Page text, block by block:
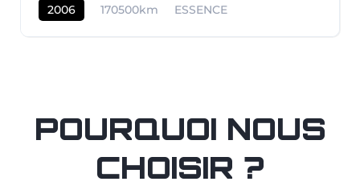
2006 170500km ESSENCE
POURQUOI NOUS
CHOISIR ?